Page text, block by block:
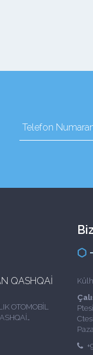
QASHQAİ
OTOMOBİL
– TRONİC